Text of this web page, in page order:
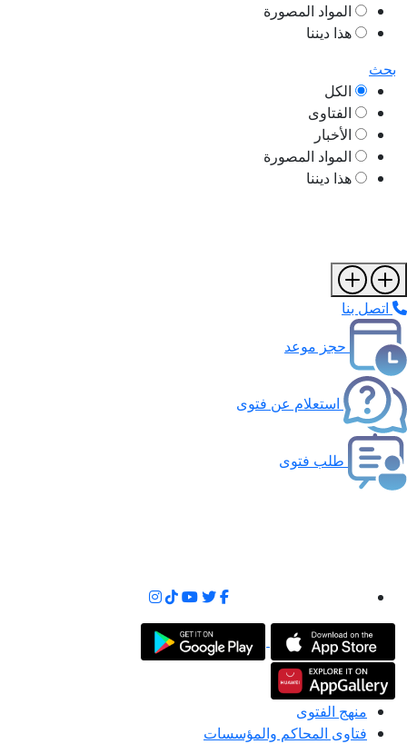
المواد المصورة
هذا ديننا
بحث
الكل
الفتاوى
الأخبار
المواد المصورة
هذا ديننا
اتصل بنا
حجز موعد
استعلام عن فتوى
طلب فتوى
منهج الفتوى
فتاوى المحاكم والمؤسسات